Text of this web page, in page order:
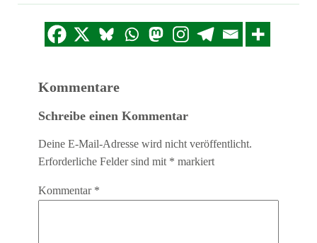
Kommentare
Schreibe einen Kommentar
Deine E-Mail-Adresse wird nicht veröffentlicht.
Erforderliche Felder sind mit * markiert
Kommentar *